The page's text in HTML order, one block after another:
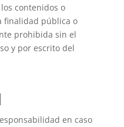
contenidos o
finalidad pública o
prohibida sin el
y por escrito del
en caso